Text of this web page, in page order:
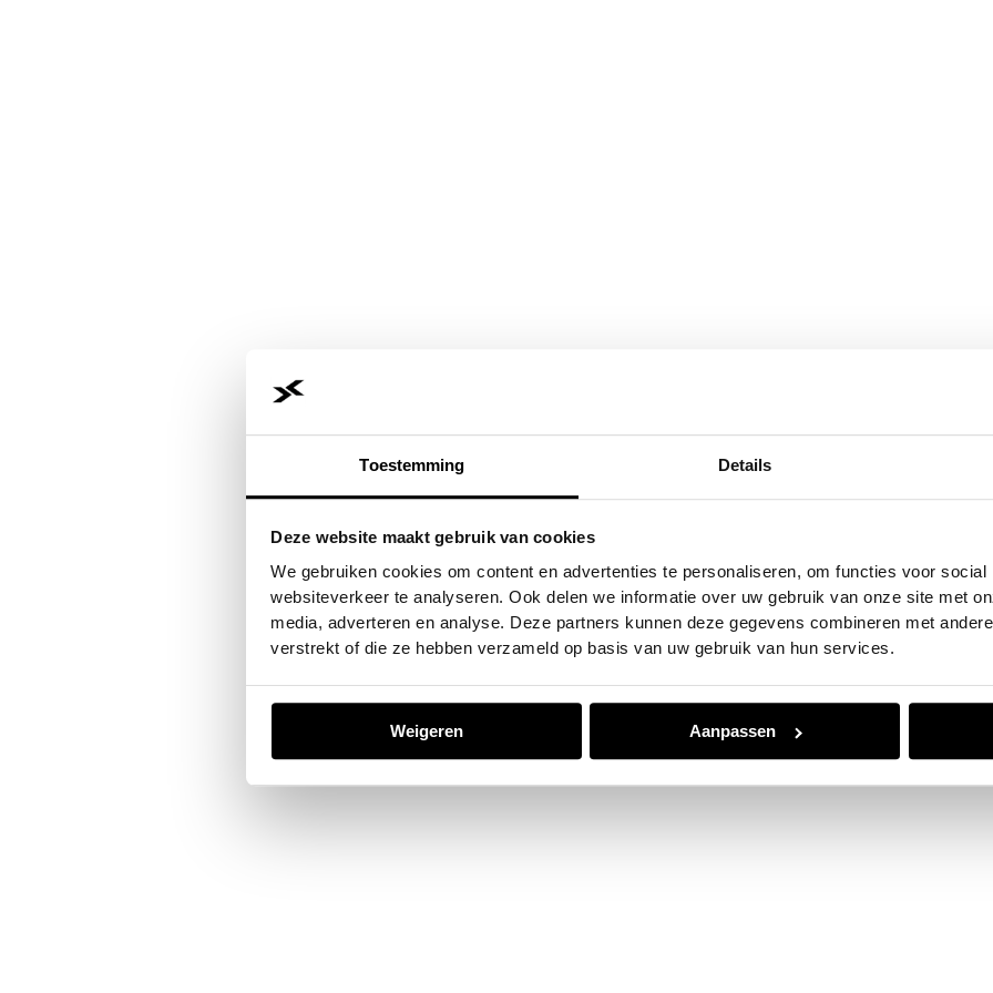
Toestemming Details
Deze website maakt gebruik van cookies
We gebruiken cookies om content en advertenties te personaliseren, om functies voor
websiteverkeer te analyseren. Ook delen we informatie over uw gebruik van onze site met
media, adverteren en analyse. Deze partners kunnen deze gegevens combineren met
verstrekt of die ze hebben verzameld op basis van uw gebruik van hun services.
Weigeren Aanpassen
Application error: aclient-side exception has occurred while loadingwww.jvk.nl(see the